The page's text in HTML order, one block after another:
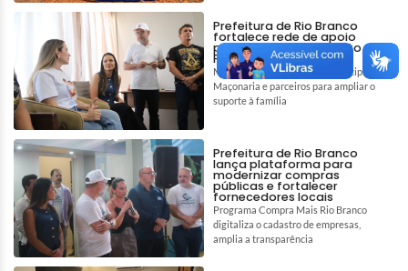
Prefeitura de Rio Branco
fortalece rede de apoio
para auxiliar tratamento de
Pedro e Tiago
Mobilização reúne gestão municipal,
Maçonaria e parceiros para ampliar o
suporte à família
Prefeitura de Rio Branco
lança plataforma para
modernizar compras
públicas e fortalecer
fornecedores locais
Programa Compra Mais Rio Branco
digitaliza o cadastro de empresas,
amplia a transparência